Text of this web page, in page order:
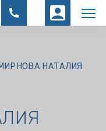
НАТАЛИЯ